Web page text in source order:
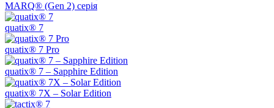
MARQ® (Gen 2) серія
quatix® 7
quatix® 7 Pro
quatix® 7 – Sapphire Edition
quatix® 7X – Solar Edition